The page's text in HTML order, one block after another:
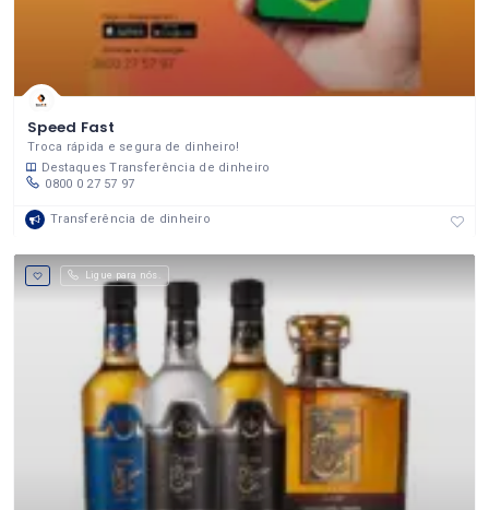
Speed Fast
Troca rápida e segura de dinheiro!
Destaques Transferência de dinheiro
0800 0 27 57 97
Transferência de dinheiro
Ligue para nós.